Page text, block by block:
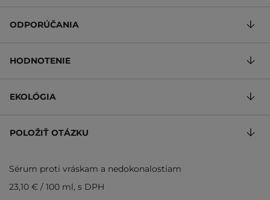
ODPORÚČANIA
HODNOTENIE
EKOLÓGIA
POLOŽIŤ OTÁZKU
Sérum proti vráskam a nedokonalostiam
23,10 € / 100 ml, s DPH